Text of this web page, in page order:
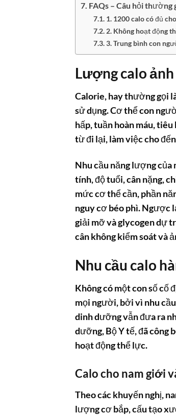
FAQs – Câu hỏi thường
1. 1200 calo có đủ
2. Không hoạt động
3. Trung bình con
Lượng calo
Calorie, hay thường gọi
sử dụng. Cơ thể con
hấp, tuần hoàn máu,
từ đi lại, làm việc cho
Nhu cầu năng lượng của
tính, độ tuổi, cân nặng,
mức cơ thể cần, phần
nguy cơ béo phì. Ngược
giải mỡ và glycogen dự
cân không kiểm soát và
Nhu cầu calo
Không có một con số cố
mọi người, bởi vì nhu
dinh dưỡng vẫn đưa ra
dưỡng, Bộ Y tế, đã công
hoạt động thể lực.
Calo cho nam giới
Theo các khuyến nghị,
lượng cơ bắp, cấu tạo